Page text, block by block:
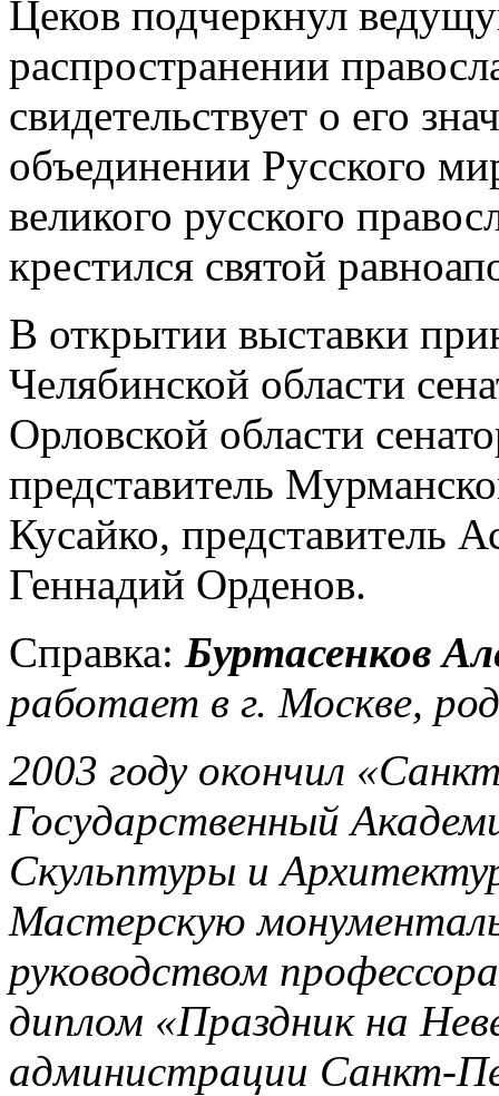
Цеков подчеркнул
распространении
свидетельствует о его
объединении Русского
великого русского
крестился святой
В открытии выставки
Челябинской области
Орловской области
представитель
Кусайко, представитель
Геннадий Орденов.
Справка: Буртасенков
работает в г. Москве,
2003 году окончил
Государственный
Скульптуры и
Мастерскую
руководством
диплом «Праздник на
администрации Санкт-